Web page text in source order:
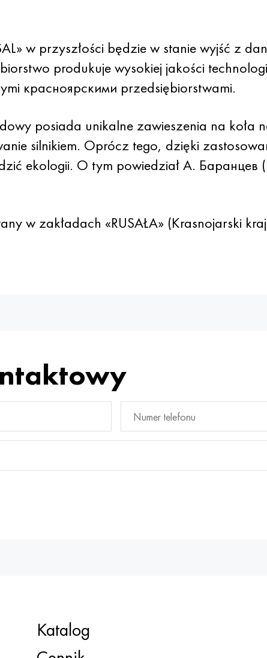
w przyszłości będzie w stanie wyjść z
produkuje wysokiej jakości
красноярскими przedsiębiorstwami.
posiada unikalne zawieszenia na koła
silnikiem. Oprócz tego, dzięki
ekologii. O tym powiedział A. Баранцев
w zakładach «RUSAŁA» (Krasnojarski
Katalog